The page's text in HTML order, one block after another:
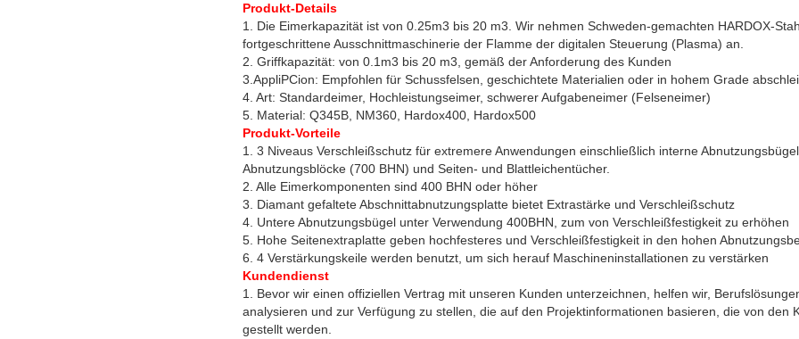
Produkt-Details
1. Die Eimerkapazität ist von 0.25m3 bis 20 m3. Wir nehmen Schweden-gemachten HARDOX-
fortgeschrittene Ausschnittmaschinerie der Flamme der digitalen Steuerung (Plasma) an.
2. Griffkapazität: von 0.1m3 bis 20 m3, gemäß der Anforderung des Kunden
3.AppliPCion: Empfohlen für Schussfelsen, geschichtete Materialien oder in hohem Grade
4. Art: Standardeimer, Hochleistungseimer, schwerer Aufgabeneimer (Felseneimer)
5. Material: Q345B, NM360, Hardox400, Hardox500
Produkt-Vorteile
1. 3 Niveaus Verschleißschutz für extremere Anwendungen einschließlich interne
Abnutzungsblöcke (700 BHN) und Seiten- und Blattleichentücher.
2. Alle Eimerkomponenten sind 400 BHN oder höher
3. Diamant gefaltete Abschnittabnutzungsplatte bietet Extrastärke und Verschleißschutz
4. Untere Abnutzungsbügel unter Verwendung 400BHN, zum von Verschleißfestigkeit zu erhöhen
5. Hohe Seitenextraplatte geben hochfesteres und Verschleißfestigkeit in den hohen
6. 4 Verstärkungskeile werden benutzt, um sich herauf Maschineninstallationen zu verstärken
Kundendienst
1. Bevor wir einen offiziellen Vertrag mit unseren Kunden unterzeichnen, helfen wir,
analysieren und zur Verfügung zu stellen, die auf den Projektinformationen basieren, die von den
gestellt werden.